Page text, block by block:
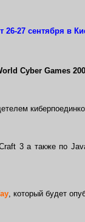
27 сентября в
Cyber Games
3 а также по
, который будет